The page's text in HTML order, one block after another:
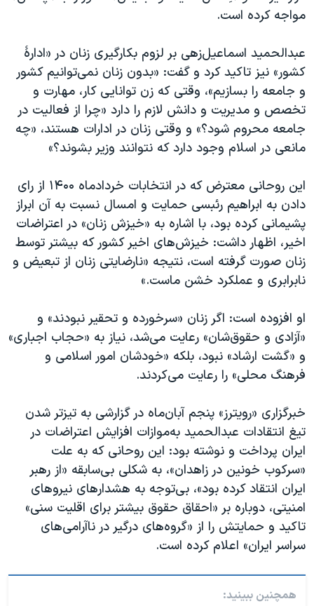
مواجه کرده است.
عبدالحمید اسماعیل‌زهی بر لزوم بکارگیری زنان در «ادارۀ
کشور» نیز تاکید کرد و گفت: «بدون زنان نمی‌توانیم کشور
و جامعه را بسازیم»، وقتی که زن توانایی کار، مهارت و
تخصص و مدیریت و دانش لازم را دارد «چرا از فعالیت در
جامعه محروم شود؟» و وقتی زنان در ادارات هستند، «چه‌
مانعی در اسلام وجود دارد که نتوانند وزیر بشوند؟»
این روحانی معترض که در انتخابات خردادماه ۱۴۰۰ از رای
دادن به ابراهیم رئبسی حمایت و امسال نسبت به آن ابراز
پشیمانی کرده بود، با اشاره به «خیزش زنان» در اعتراضات
اخیر، اظهار داشت: خیزش‌های اخیر کشور که بیشتر توسط
زنان صورت گرفته است، نتیجه «نارضایتی زنان از تبعیض و
نابرابری و عملکرد خشن ماست.»
او افزوده است: اگر زنان «سرخورده و تحقیر نبودند» و
«آزادی و حقوق‌شان» رعایت می‌شد، نیاز به «حجاب اجباری»
و «گشت ارشاد» نبود، بلکه «خودشان امور اسلامی و
فرهنگ محلی» را رعایت می‌کردند.
خبرگزاری «رویترز» پنجم آبان‌ماه در گزارشی به تیزتر شدن
تیغ انتقادات عبدالحمید به‌موازات افزایش اعتراضات در
ایران پرداخت و نوشته بود: این روحانی که به علت
«سرکوب خونین در زاهدان»، به شکلی بی‌سابقه «از رهبر
ایران انتقاد کرده بود»، بی‌توجه به هشدارهای نیروهای
امنیتی، دوباره بر «احقاق حقوق بیشتر برای اقلیت سنی»
تاکید و حمایتش را از «گروه‌های درگیر در ناآرامی‌های
سراسر ایران» اعلام کرده است.
همچنین ببینید: